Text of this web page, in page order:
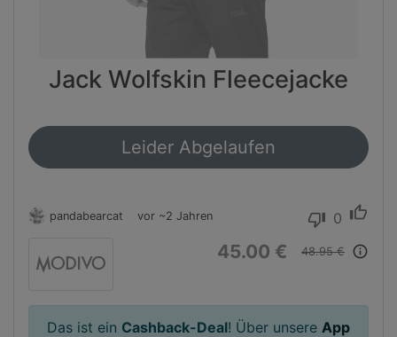
Jack Wolfskin Fleecejacke
Leider Abgelaufen
pandabearcat vor ~2 Jahren thumb_down 0 thumb_up
45.00 € 48.95 € info_outline
Das ist ein Cashback-Deal! Über unsere App